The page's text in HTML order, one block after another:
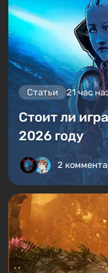
Статьи 21 час
Стоит ли
2026 году
2